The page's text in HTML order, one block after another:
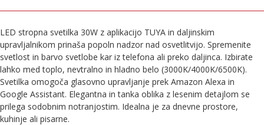
LED stropna svetilka 30W z aplikacijo TUYA in daljinskim
upravljalnikom prinaša popoln nadzor nad osvetlitvijo. Spremenite
svetlost in barvo svetlobe kar iz telefona ali preko daljinca. Izbirate
lahko med toplo, nevtralno in hladno belo (3000K/4000K/6500K).
Svetilka omogoča glasovno upravljanje prek Amazon Alexa in
Google Assistant. Elegantna in tanka oblika z lesenim detajlom se
prilega sodobnim notranjostim. Idealna je za dnevne prostore,
kuhinje ali pisarne.